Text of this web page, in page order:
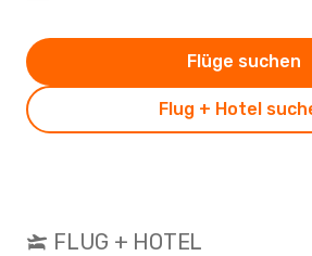
Flug + Hotel
Flüge suchen
FLUG + HOTEL